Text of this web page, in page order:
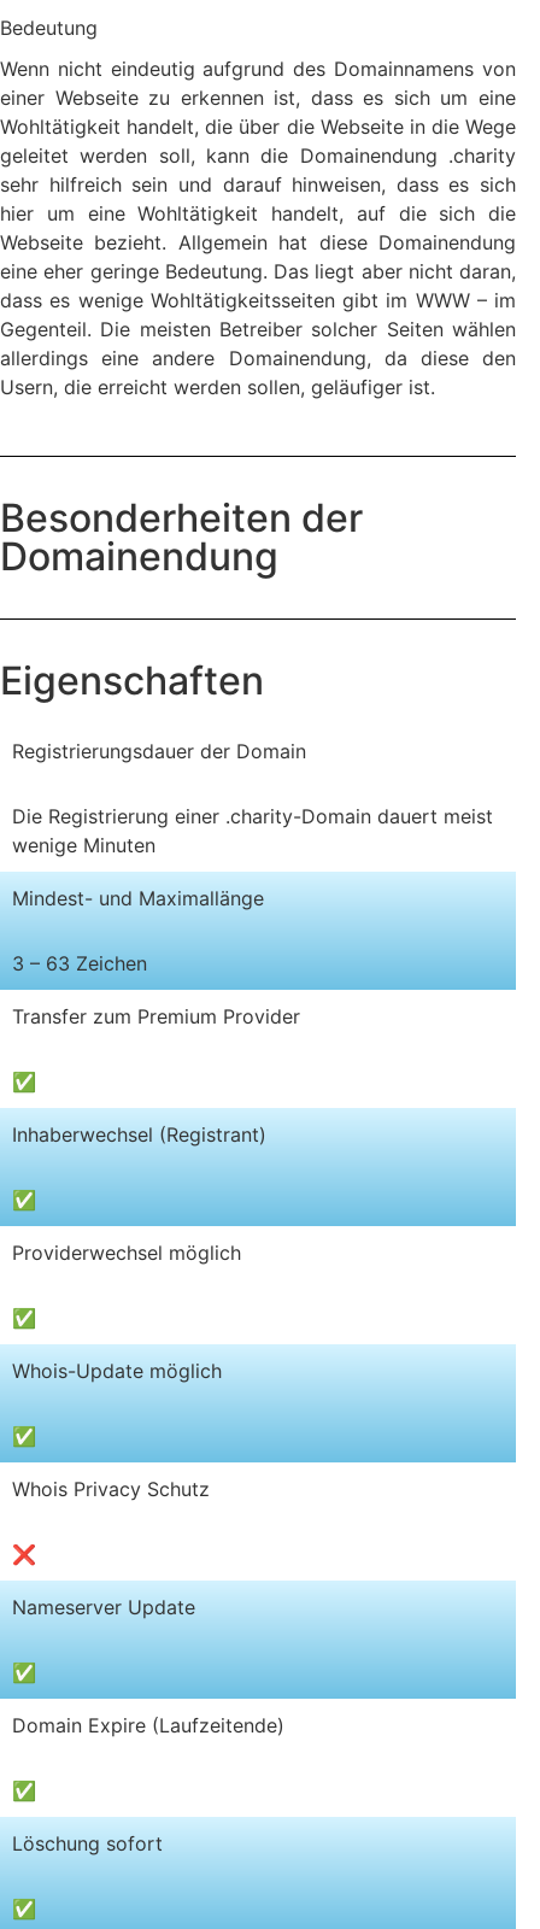
Bedeutung
Wenn nicht eindeutig aufgrund des Domainnamens von
einer Webseite zu erkennen ist, dass es sich um eine
Wohltätigkeit handelt, die über die Webseite in die Wege
geleitet werden soll, kann die Domainendung .charity
sehr hilfreich sein und darauf hinweisen, dass es sich
hier um eine Wohltätigkeit handelt, auf die sich die
Webseite bezieht. Allgemein hat diese Domainendung
eine eher geringe Bedeutung. Das liegt aber nicht daran,
dass es wenige Wohltätigkeitsseiten gibt im WWW – im
Gegenteil. Die meisten Betreiber solcher Seiten wählen
allerdings eine andere Domainendung, da diese den
Usern, die erreicht werden sollen, geläufiger ist.
Besonderheiten der
Domainendung
Eigenschaften
Registrierungsdauer der Domain
Die Registrierung einer .charity-Domain dauert meist
wenige Minuten
Mindest- und Maximallänge
3 – 63 Zeichen
Transfer zum Premium Provider
✅
Inhaberwechsel (Registrant)
✅
Providerwechsel möglich
✅
Whois-Update möglich
✅
Whois Privacy Schutz
❌
Nameserver Update
✅
Domain Expire (Laufzeitende)
✅
Löschung sofort
✅